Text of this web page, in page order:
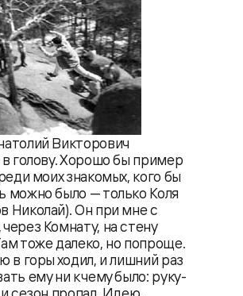
Викторович
в голову. Хорошо бы пример
моих знакомых, кого бы
можно было — только Коля
Николай). Он при мне с
Комнату, на стену
тоже далеко, но попроще.
в горы ходил, и лишний раз
ему ни к чему было: руку-